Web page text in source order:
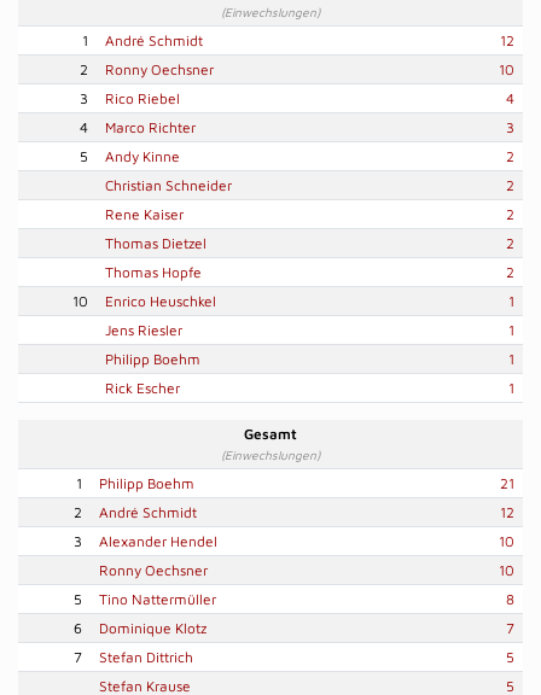
(Einwechslungen)
1 André Schmidt
12
2
Ronny Oechsner
10
3
Rico Riebel
4
4
Marco Richter
3
5
Andy Kinne
2
Christian Schneider
2
Rene Kaiser
2
Thomas Dietzel
2
Thomas Hopfe
2
10
Enrico Heuschkel
1
Jens Riesler
1
Philipp Boehm
1
Rick Escher
1
Gesamt
(Einwechslungen)
1 Philipp Boehm
21
2
André Schmidt
12
3
Alexander Hendel
10
Ronny Oechsner
10
5
Tino Nattermüller
8
6
Dominique Klotz
7
7
Stefan Dittrich
5
Stefan Krause
5